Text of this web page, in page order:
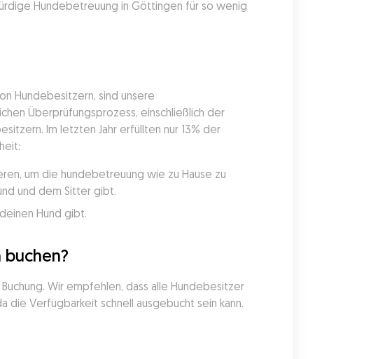
Hundebetreuung in Göttingen für so wenig
Hundebesitzern, sind unsere
Überprüfungsprozess, einschließlich der
Im letzten Jahr erfüllten nur 13% der
um die hundebetreuung wie zu Hause zu
und dem Sitter gibt.
Hund gibt.
Wir empfehlen, dass alle Hundebesitzer
die Verfügbarkeit schnell ausgebucht sein kann.